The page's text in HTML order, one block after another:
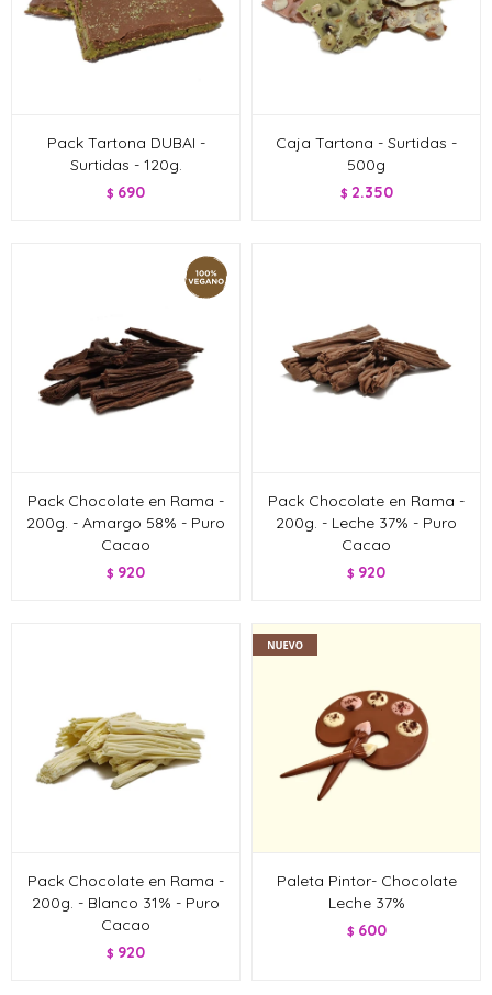
Pack Tartona DUBAI -
Surtidas - 120g.
$ 690
Caja Tartona - Surtidas -
500g
$ 2.350
Pack Chocolate en Rama -
200g. - Amargo 58% - Puro
Cacao
$ 920
Pack Chocolate en Rama -
200g. - Leche 37% - Puro
Cacao
$ 920
Pack Chocolate en Rama -
200g. - Blanco 31% - Puro
Cacao
$ 920
Paleta Pintor- Chocolate
Leche 37%
$ 600